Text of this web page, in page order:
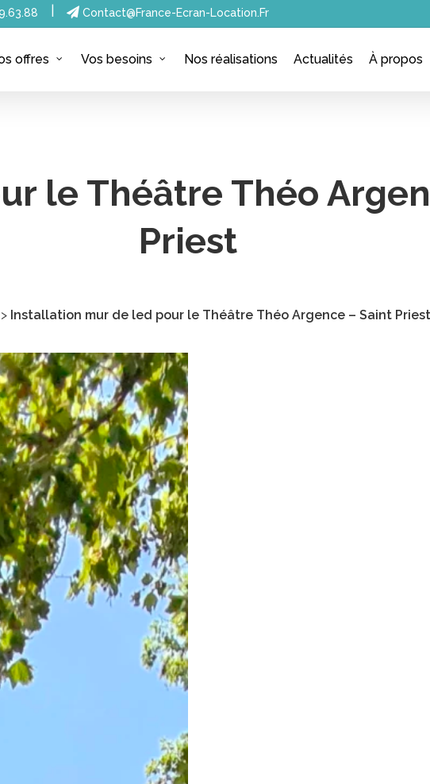
Contact@france-Ecran-Location.fr
offres Vos besoins Nos réalisations Actualités À propos
le Théâtre Théo
Priest
> Installation mur de led pour le Théâtre Théo Argence – Saint